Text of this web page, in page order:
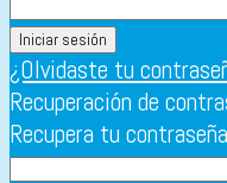
¿Olvidaste tu
Recuperación de
Recupera tu contraseña